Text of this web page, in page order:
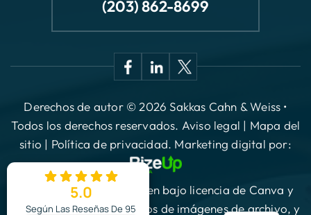
Todos los derechos reservados.Aviso legal|Mapa del
Política de privacidad.Marketing digital por:
*Las imágenes se obtienen bajo licencia de Canva y
otros proveedores externos de imágenes de archivo, y
se incluye la atribución cuando es necesario.
5.0
Según Las Reseñas De 95 EN